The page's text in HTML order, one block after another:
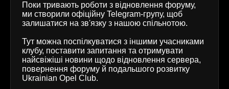
Поки тривають роботи з відновлення форуму,
ми створили офіційну Telegram-групу, щоб
залишатися на зв'язку з нашою спільнотою.
Тут можна поспілкуватися з іншими учасниками
клубу, поставити запитання та отримувати
найсвіжіші новини щодо відновлення сервера,
повернення форуму й подальшого розвитку
Ukrainian Opel Club.